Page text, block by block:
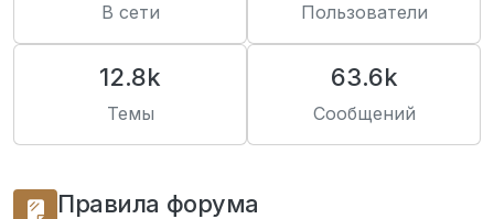
В сети Пользователи
12.8k
Темы
63.6k
Сообщений
Правила форума